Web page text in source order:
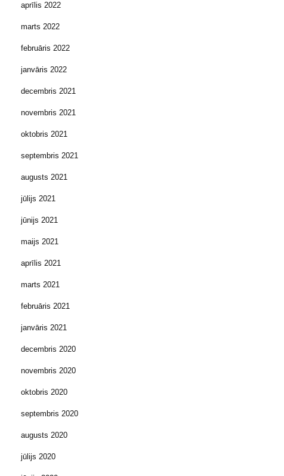
aprīlis 2022
marts 2022
februāris 2022
janvāris 2022
decembris 2021
novembris 2021
oktobris 2021
septembris 2021
augusts 2021
jūlijs 2021
jūnijs 2021
maijs 2021
aprīlis 2021
marts 2021
februāris 2021
janvāris 2021
decembris 2020
novembris 2020
oktobris 2020
septembris 2020
augusts 2020
jūlijs 2020